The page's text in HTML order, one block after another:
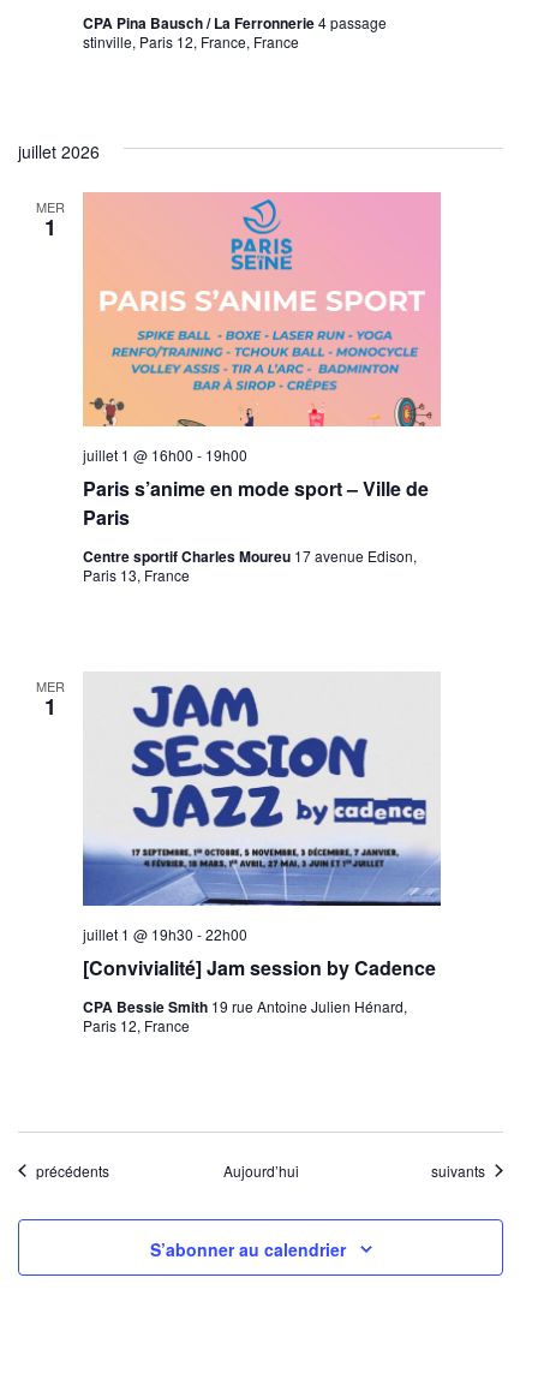
CPA Pina Bausch / La Ferronnerie4 passage
stinville, Paris 12, France, France
juillet 2026
MER
1
Paris s’anime en mode sport – Ville de
Paris
juillet 1 @ 16h00 - 19h00
Centre sportif Charles Moureu 17 avenue Edison,
Paris 13, France
MER
1
[Convivialité] Jam session by Cadence
juillet 1 @ 19h30 -22h00
CPA Bessie Smith 19 rue Antoine Julien Hénard,
Paris 12, France
Évènements
précédents Aujourd’hui Évènements
suivants
S’abonner au calendrier